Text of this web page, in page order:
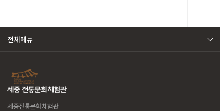
전체메뉴
세종전통문화체험관